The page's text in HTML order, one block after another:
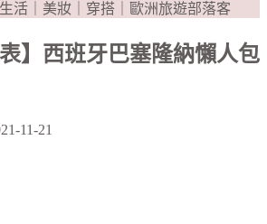
活｜美妝｜穿搭｜歐洲旅遊部落客
】西班牙巴塞隆納懶人包
11-21